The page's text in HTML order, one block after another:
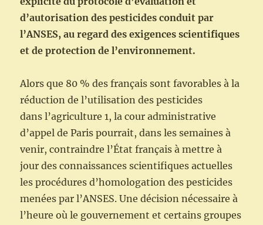
d’autorisation des pesticides conduit par
l’ANSES, au regard des exigences scientifiques
et de protection de l’environnement.
Alors que 80 % des français sont favorables à la
réduction de l’utilisation des pesticides
dans l’agriculture 1, la cour administrative
d’appel de Paris pourrait, dans les semaines à
venir, contraindre l’État français à mettre à
jour des connaissances scientifiques actuelles
les procédures d’homologation des pesticides
menées par l’ANSES. Une décision nécessaire à
l’heure où le gouvernement et certains groupes